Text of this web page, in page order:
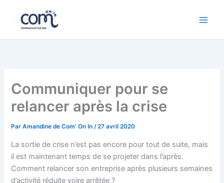
contenu
Communiquer pour se
relancer après la crise
ParAmandine de Com' On In/27 avril 2020
La sortie de crise n’est pas encore pour tout de suite, mais
il est maintenant temps de se projeter dans l’après.
Comment relancer son entreprise après plusieurs semaines
d’activité réduite voire arrêtée ?